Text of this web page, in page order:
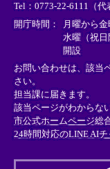
ク
＞
ク
＞
ク
＞
Tel：0773-22-6111（代
開庁時間：
月曜から
水曜（祝
開設
お問い合わせは、該当
さい。
担当課に届きます。
該当ページがわからな
市公式ホームページ総
24時間対応のLINE AI
外